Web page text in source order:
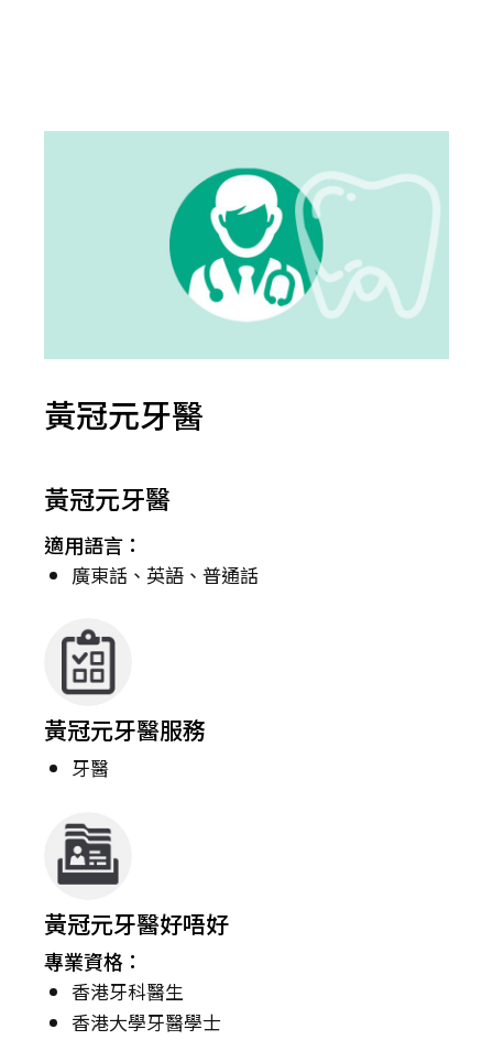
黃冠元牙醫
黃冠元牙醫
適用語言：
廣東話、英語、普通話
黃冠元牙醫服務
牙醫
黃冠元牙醫好唔好
專業資格：
香港牙科醫生
香港大學牙醫學士